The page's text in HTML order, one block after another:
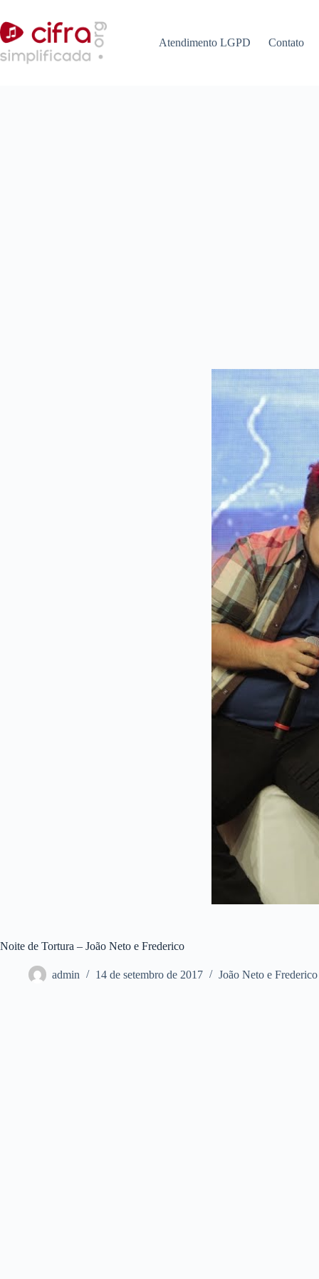
o
conteúdo
Atendimento LGPD Contato
Noite de Tortura – João Neto e Frederico
admin 14 de setembro de 2017 João Neto e Frederico